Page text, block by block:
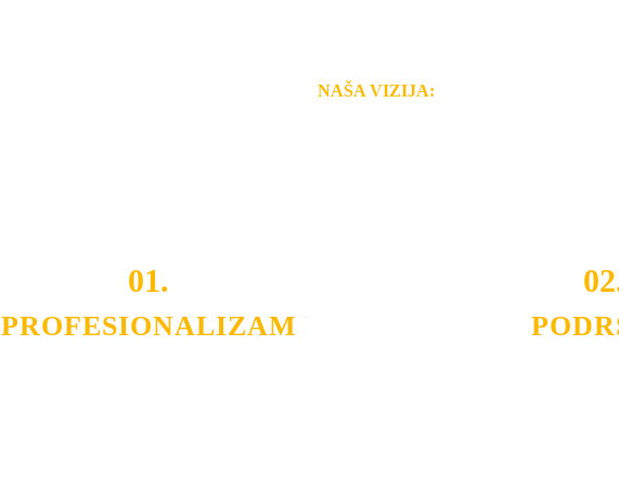
NAŠA VIZIJA:
01.
PROFESIONALIZAM